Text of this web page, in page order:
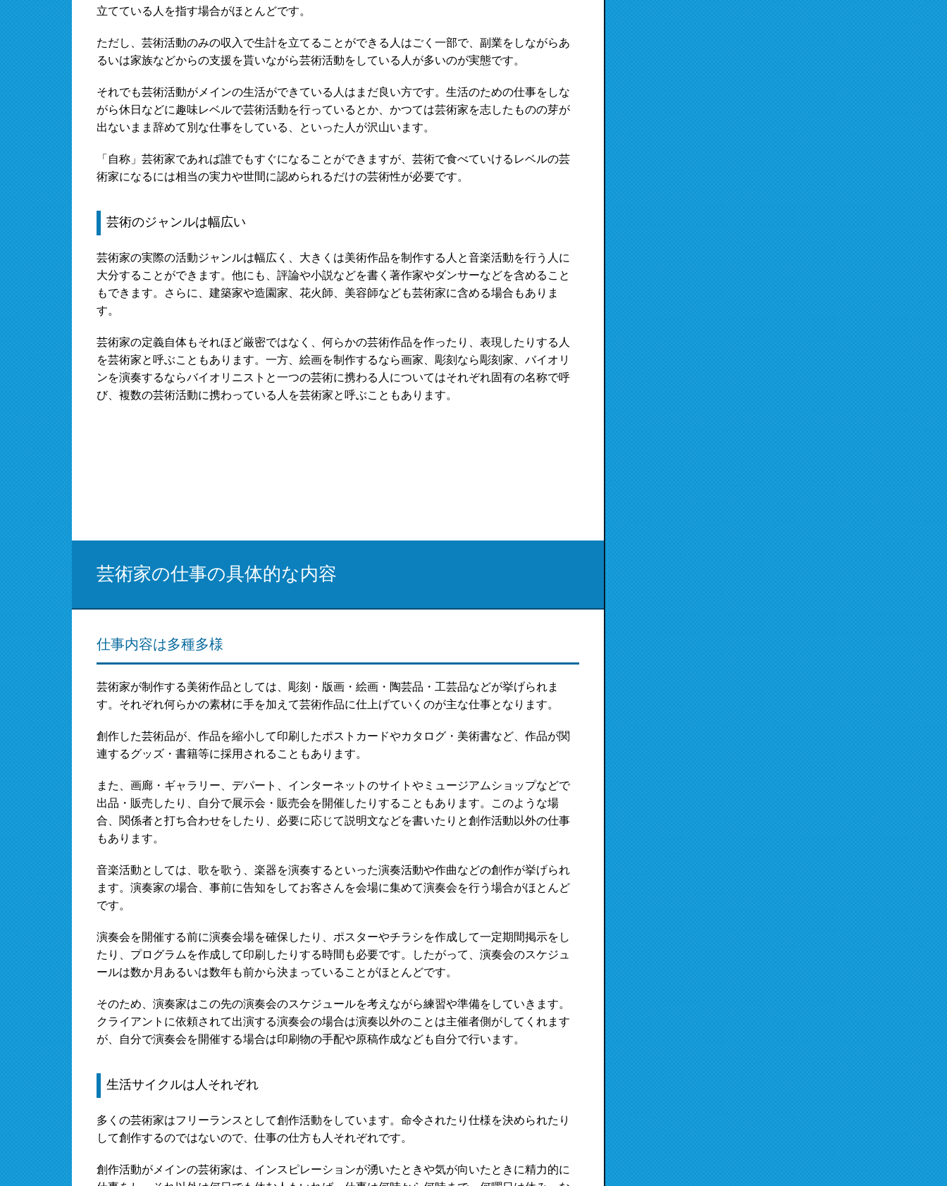
立てている人を指す場合がほとんどです。
ただし、芸術活動のみの収入で生計を立てることができる人はごく一部で、副業をしながらあ
るいは家族などからの支援を貰いながら芸術活動をしている人が多いのが実態です。
それでも芸術活動がメインの生活ができている人はまだ良い方です。生活のための仕事をしな
がら休日などに趣味レベルで芸術活動を行っているとか、かつては芸術家を志したものの芽が
出ないまま辞めて別な仕事をしている、といった人が沢山います。
「自称」芸術家であれば誰でもすぐになることができますが、芸術で食べていけるレベルの芸
術家になるには相当の実力や世間に認められるだけの芸術性が必要です。
芸術のジャンルは幅広い
芸術家の実際の活動ジャンルは幅広く、大きくは美術作品を制作する人と音楽活動を行う人に
大分することができます。他にも、評論や小説などを書く著作家やダンサーなどを含めること
もできます。さらに、建築家や造園家、花火師、美容師なども芸術家に含める場合もありま
す。
芸術家の定義自体もそれほど厳密ではなく、何らかの芸術作品を作ったり、表現したりする人
を芸術家と呼ぶこともあります。一方、絵画を制作するなら画家、彫刻なら彫刻家、バイオリ
ンを演奏するならバイオリニストと一つの芸術に携わる人についてはそれぞれ固有の名称で呼
び、複数の芸術活動に携わっている人を芸術家と呼ぶこともあります。
芸術家の仕事の具体的な内容
仕事内容は多種多様
芸術家が制作する美術作品としては、彫刻・版画・絵画・陶芸品・工芸品などが挙げられま
す。それぞれ何らかの素材に手を加えて芸術作品に仕上げていくのが主な仕事となります。
創作した芸術品が、作品を縮小して印刷したポストカードやカタログ・美術書など、作品が関
連するグッズ・書籍等に採用されることもあります。
また、画廊・ギャラリー、デパート、インターネットのサイトやミュージアムショップなどで
出品・販売したり、自分で展示会・販売会を開催したりすることもあります。このような場
合、関係者と打ち合わせをしたり、必要に応じて説明文などを書いたりと創作活動以外の仕事
もあります。
音楽活動としては、歌を歌う、楽器を演奏するといった演奏活動や作曲などの創作が挙げられ
ます。演奏家の場合、事前に告知をしてお客さんを会場に集めて演奏会を行う場合がほとんど
です。
演奏会を開催する前に演奏会場を確保したり、ポスターやチラシを作成して一定期間掲示をし
たり、プログラムを作成して印刷したりする時間も必要です。したがって、演奏会のスケジュ
ールは数か月あるいは数年も前から決まっていることがほとんどです。
そのため、演奏家はこの先の演奏会のスケジュールを考えながら練習や準備をしていきます。
クライアントに依頼されて出演する演奏会の場合は演奏以外のことは主催者側がしてくれます
が、自分で演奏会を開催する場合は印刷物の手配や原稿作成なども自分で行います。
生活サイクルは人それぞれ
多くの芸術家はフリーランスとして創作活動をしています。命令されたり仕様を決められたり
して創作するのではないので、仕事の仕方も人それぞれです。
創作活動がメインの芸術家は、インスピレーションが湧いたときや気が向いたときに精力的に